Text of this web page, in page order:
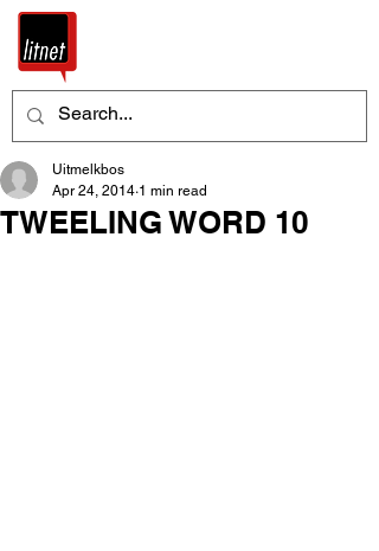
TWEELING WORD 10
Uitmelkbos
Apr 24, 2014 1 min read